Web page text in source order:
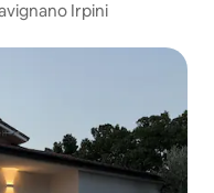
Irpini